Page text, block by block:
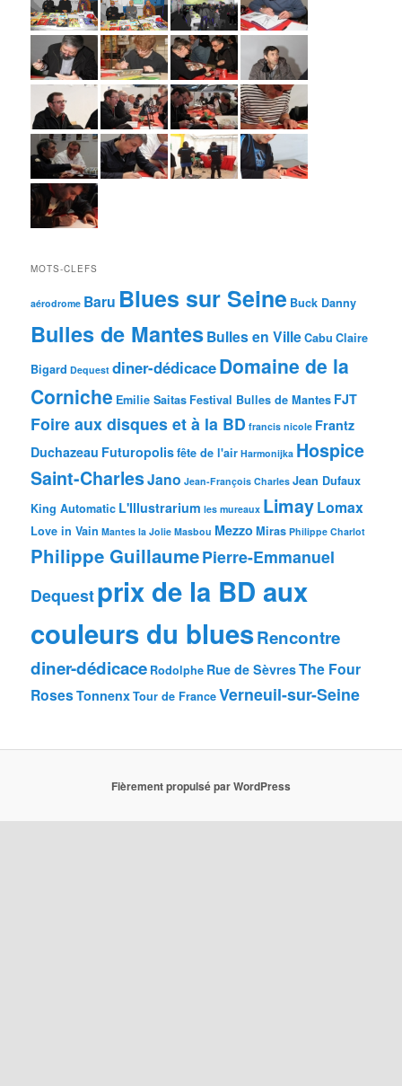
MOTS-CLEFS
aérodrome Baru Blues sur Seine Buck Danny
Bulles de MantesBulles en VilleCabu Claire
Bigard Dequest diner-dédicaceDomaine de la
Corniche Emilie Saitas Festival Bulles de Mantes FJT
Foire aux disques et à la BD francis nicole Frantz
Duchazeau Futuropolisfête de l'air Harmonijka Hospice
Saint-CharlesJano Jean-François Charles Jean Dufaux
King Automatic L'Illustrarium les mureaux LimayLomax
Love in Vain Mantes la Jolie Masbou Mezzo Miras Philippe Charlot
Philippe GuillaumePierre-Emmanuel
Dequestprix de la BD aux
couleurs du bluesRencontre
diner-dédicace Rodolphe Rue de SèvresThe Four
RosesTonnenxTour de FranceVerneuil-sur-Seine
Fièrement propulsé par WordPress